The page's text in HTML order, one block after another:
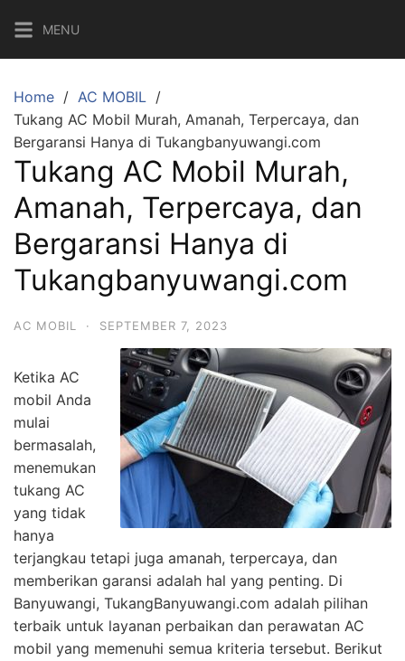
MENU
Home
AC MOBIL
Tukang AC Mobil Murah, Amanah, Terpercaya, dan
Bergaransi Hanya di Tukangbanyuwangi.com
Tukang AC Mobil Murah,
Amanah, Terpercaya, dan
Bergaransi Hanya di
Tukangbanyuwangi.com
AC MOBIL · SEPTEMBER 7, 2023
Ketika AC
mobil Anda
mulai
bermasalah,
menemukan
tukang AC
yang tidak
hanya
terjangkau tetapi juga amanah, terpercaya, dan
memberikan garansi adalah hal yang penting. Di
Banyuwangi, TukangBanyuwangi.com adalah pilihan
terbaik untuk layanan perbaikan dan perawatan AC
mobil yang memenuhi semua kriteria tersebut. Berikut